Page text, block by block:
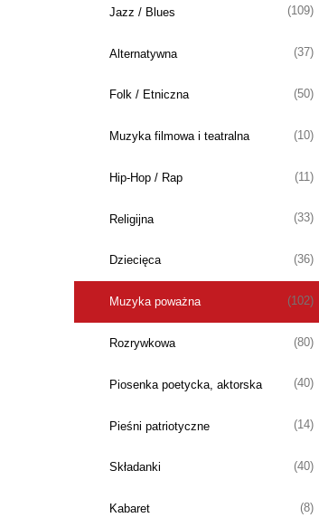
Jazz / Blues (109)
Alternatywna (37)
Folk / Etniczna (50)
Muzyka filmowa i teatralna (10)
Hip-Hop / Rap (11)
Religijna (33)
Dziecięca (36)
Muzyka poważna (102)
Rozrywkowa (80)
Piosenka poetycka, aktorska (40)
Pieśni patriotyczne (14)
Składanki (40)
Kabaret (8)